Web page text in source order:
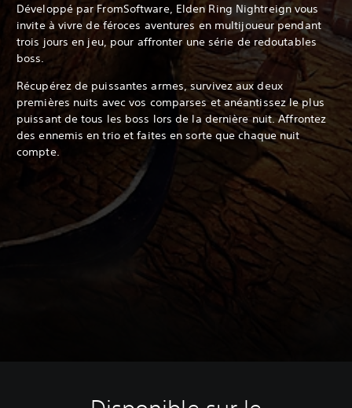
Développé par FromSoftware, Elden Ring Nightreign vous
invite à vivre de féroces aventures en multijoueur pendant
trois jours en jeu, pour affronter une série de redoutables
boss.
Récupérez de puissantes armes, survivez aux deux
premières nuits avec vos comparses et anéantissez le plus
puissant de tous les boss lors de la dernière nuit. Affrontez
des ennemis en trio et faites en sorte que chaque nuit
compte.